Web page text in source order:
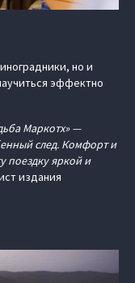
но и
эффектно
Маркотх» —
след. Комфорт и
поездку яркой и
издания